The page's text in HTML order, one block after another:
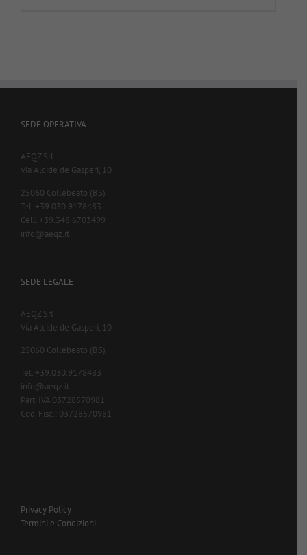
SEDE OPERATIVA
AEQZ Srl
Via Alcide de Gasperi, 10
25060 Collebeato (BS)
Tel. +39.030.9178483
Cell. +39.348.6703499
info@aeqz.it
SEDE LEGALE
AEQZ Srl
Via Alcide de Gasperi, 10
25060 Collebeato (BS)
Tel. +39.030.9178483
info@aeqz.it
Part. IVA 03728570981
Cod. Fisc.: 03728570981
Privacy Policy
Termini e Condizioni